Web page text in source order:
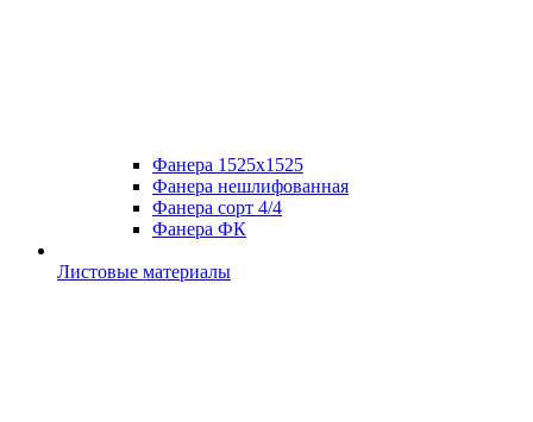
Фанера 1525х1525
Фанера нешлифованная
Фанера сорт 4/4
Фанера ФК
Листовые материалы